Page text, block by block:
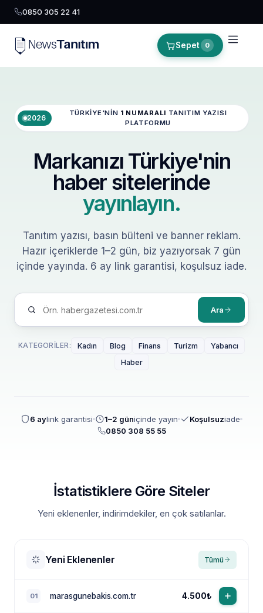
0850 305 22 41
Sepet 0
2026
TÜRKIYE'NIN 1 NUMARALI TANITIM YAZISI
PLATFORMU
Markanızı Türkiye'nin
haber sitelerinde
yayınlayın.
Tanıtım yazısı, basın bülteni ve banner reklam.
Hazır içeriklerde 1–2 gün, biz yazıyorsak 7 gün
içinde yayında. 6 ay link garantisi, koşulsuz iade.
Ara
KATEGORILER: Kadın Blog Finans Turizm
Yabancı
Haber
6 aylink garantisi 1–2 güniçinde yayın Koşulsuziade
0850 308 55 55
İstatistiklere Göre Siteler
Yeni eklenenler, indirimdekiler, en çok satılanlar.
Yeni Eklenenler Tümü
01 marasgunebakis.com.tr 4.500₺